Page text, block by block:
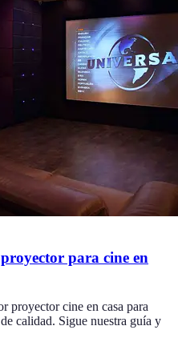
para cine en
proyector cine en casa para
calidad. Sigue nuestra guía y